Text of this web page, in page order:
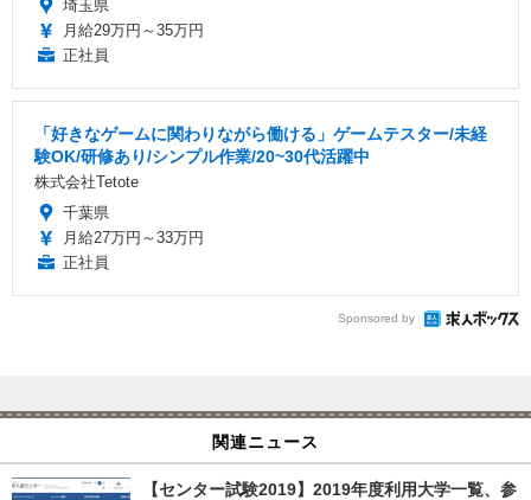
埼玉県
月給29万円～35万円
正社員
「好きなゲームに関わりながら働ける」ゲームテスター/未経
験OK/研修あり/シンプル作業/20~30代活躍中
株式会社Tetote
千葉県
月給27万円～33万円
正社員
Sponsored by
関連ニュース
【センター試験2019】2019年度利用大学一覧、参